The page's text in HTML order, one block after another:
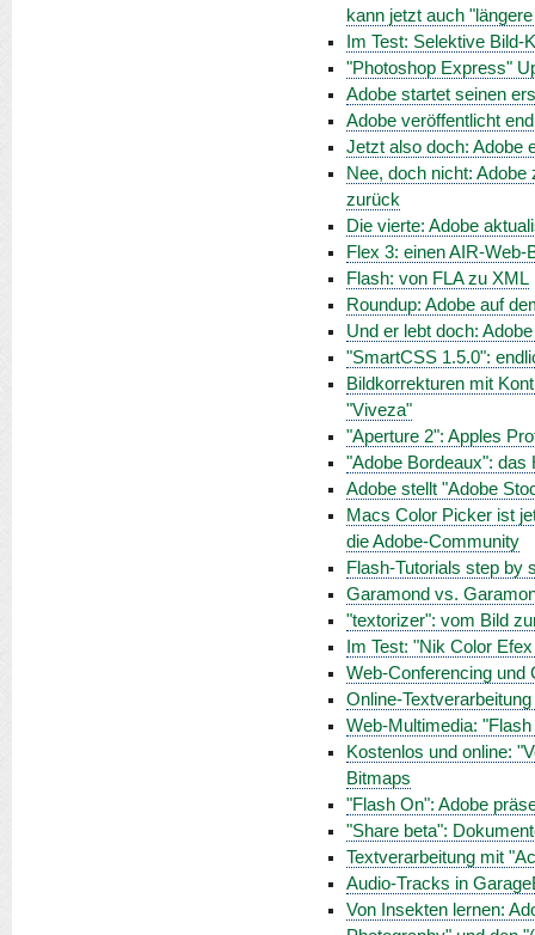
kann jetzt auch
Im Test: Selektive
"Photoshop Express"
Adobe startet seinen
Adobe veröffentlicht
Jetzt also doch: Adobe
Nee, doch nicht:
zurück
Die vierte: Adobe
Flex 3: einen AIR-
Flash: von FLA zu XML
Roundup: Adobe auf
Und er lebt doch:
"SmartCSS 1.5.0":
Bildkorrekturen mit
"Viveza"
"Aperture 2": Apples
"Adobe Bordeaux": das
Adobe stellt "Adobe
Macs Color Picker ist
die Adobe-Community
Flash-Tutorials step by
Garamond vs.
"textorizer": vom Bild
Im Test: "Nik Color
Web-Conferencing und
Online-
Web-Multimedia:
Kostenlos und online:
Bitmaps
"Flash On": Adobe
"Share beta":
Textverarbeitung mit
Audio-Tracks in
Von Insekten lernen: